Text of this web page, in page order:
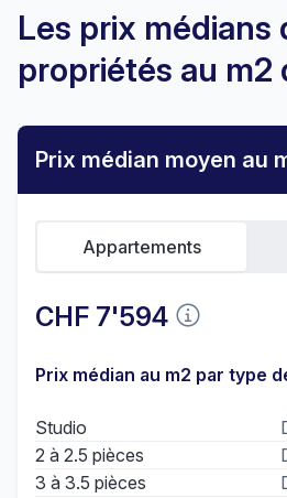
Les prix médians
propriétés au m2
Prix médian moyen au
CHF 7'594
Appartements
Prix médian au m2 par type
Studio
2 à 2.5 pièces
3 à 3.5 pièces